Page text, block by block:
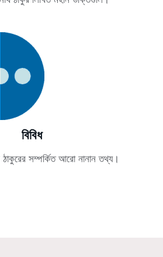
বিবিধ
ঠাকুরের সম্পর্কিত আরো নানান তথ্য।